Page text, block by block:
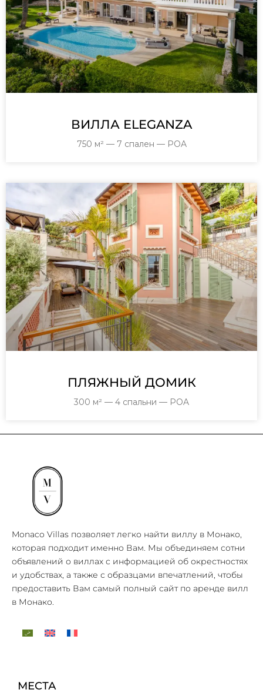
ВИЛЛА ELEGANZA
750 м² — 7 спален — POA
ПЛЯЖНЫЙ ДОМИК
300 м² — 4 спальни — POA
Monaco Villas позволяет легко найти виллу в Монако,
которая подходит именно Вам. Мы объединяем сотни
объявлений о виллах с информацией об окрестностях
и удобствах, а также с образцами впечатлений, чтобы
предоставить Вам самый полный сайт по аренде вилл
в Монако.
МЕСТА